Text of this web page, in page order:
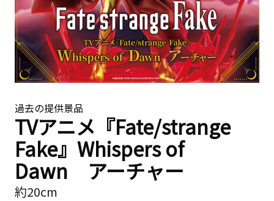
過去の提供景品
TVアニメ『Fate/strange
Fake』Whispers of
Dawn アーチャー
約20cm